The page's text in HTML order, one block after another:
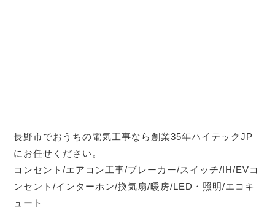
長野市でおうちの電気工事なら創業35年ハイテックJP
にお任せください。
コンセント/エアコン工事/ブレーカー/スイッチ/IH/EVコ
ンセント/インターホン/換気扇/暖房/LED・照明/エコキ
ュート